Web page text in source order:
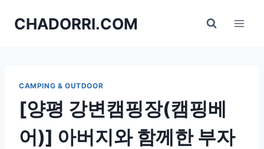
CHADORRI.COM
CAMPING & OUTDOOR
[양평 강변캠핑장(캠핑베
어)] 아버지와 함께한 부자